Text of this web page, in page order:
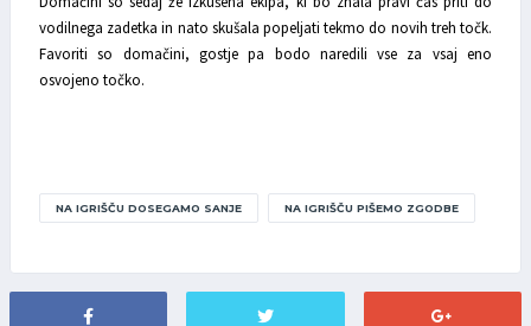
vodilnega zadetka in nato skušala popeljati tekmo do novih treh točk.
Favoriti so domačini, gostje pa bodo naredili vse za vsaj eno
osvojeno točko.
NA IGRIŠČU DOSEGAMO SANJE NA IGRIŠČU PIŠEMO ZGODBE